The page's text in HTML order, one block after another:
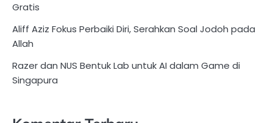
Gratis
Aliff Aziz Fokus Perbaiki Diri, Serahkan Soal Jodoh pada
Allah
Razer dan NUS Bentuk Lab untuk AI dalam Game di
Singapura